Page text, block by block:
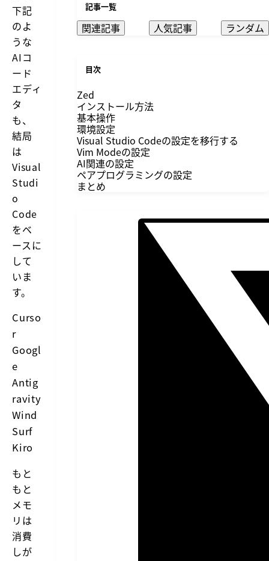
下記
のよ
うな
AIコ
ード
エディ
タ
も、
結局
は
Visual
Studi
o
Code
をベ
ースに
して
いま
す。
Curso
r
Googl
e
Antig
ravity
Wind
Surf
Kiro
もと
もと
メモ
リは
消費
しが
記事一覧
関連記事 人気記事 ランダム
目次
Zed
インストール方法
基本操作
環境設定
Visual Studio Codeの設定を移行する
Vim Modeの設定
AI関連の設定
ペアプログラミングの設定
まとめ